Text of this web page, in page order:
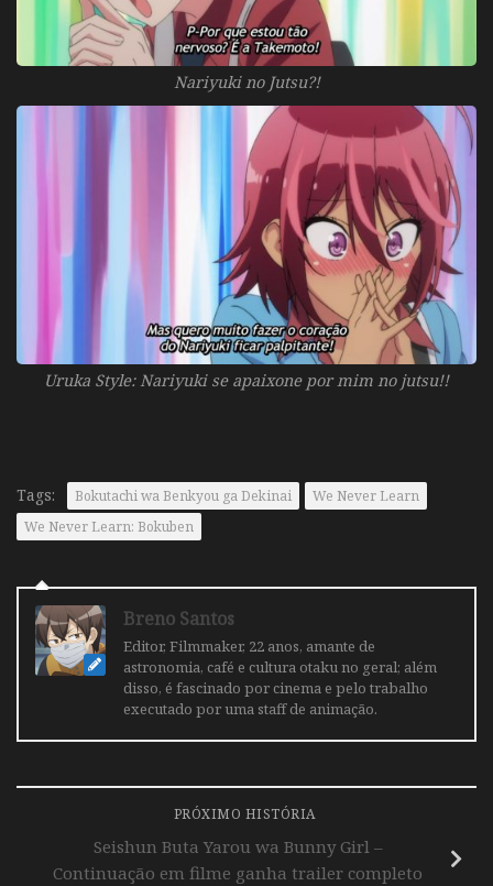
Nariyuki no Jutsu?!
Uruka Style: Nariyuki se apaixone por mim no jutsu!!
Tags: Bokutachi wa Benkyou ga Dekinai
We Never Learn
We Never Learn: Bokuben
Breno Santos
Editor, Filmmaker, 22 anos, amante de
astronomia, café e cultura otaku no geral; além
disso, é fascinado por cinema e pelo trabalho
executado por uma staff de animação.
PRÓXIMO HISTÓRIA
Seishun Buta Yarou wa Bunny Girl –
Continuação em filme ganha trailer completo